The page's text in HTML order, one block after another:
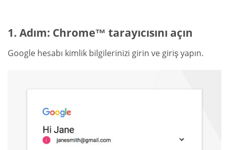
1. Adım: Chrome™ tarayıcısını açın
Google hesabı kimlik bilgilerinizi girin ve giriş yapın.